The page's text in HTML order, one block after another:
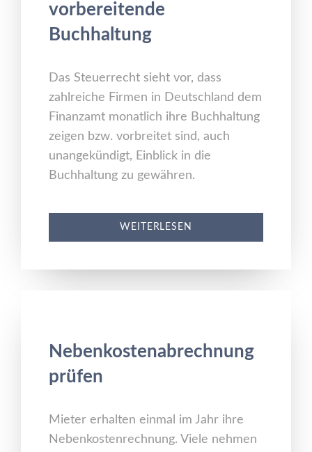
vorbereitende
Buchhaltung
Das Steuerrecht sieht vor, dass
zahlreiche Firmen in Deutschland dem
Finanzamt monatlich ihre Buchhaltung
zeigen bzw. vorbreitet sind, auch
unangekündigt, Einblick in die
Buchhaltung zu gewähren.
WEITERLESEN
Nebenkostenabrechnung
prüfen
Mieter erhalten einmal im Jahr ihre
Nebenkostenrechnung. Viele nehmen